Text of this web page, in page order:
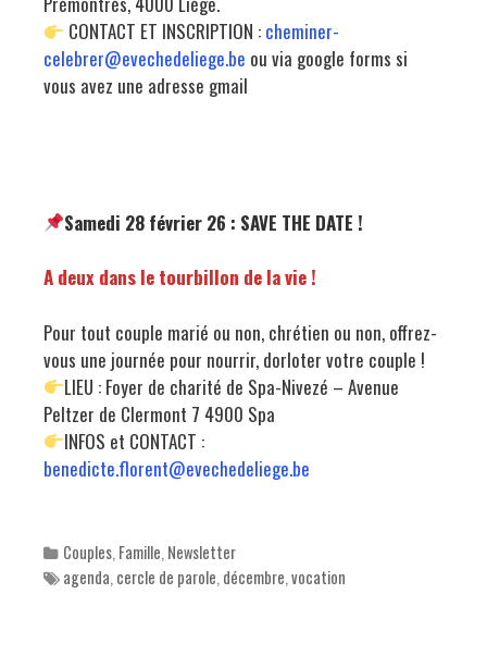
CONTACT ET INSCRIPTION : cheminer-
celebrer@evechedeliege.be ou via google forms si
vous avez une adresse gmail
Samedi 28 février 26 : SAVE THE DATE !
A deux dans le tourbillon de la vie !
Pour tout couple marié ou non, chrétien ou non, offrez-
vous une journée pour nourrir, dorloter votre couple !
LIEU : Foyer de charité de Spa-Nivezé – Avenue
Peltzer de Clermont 7 4900 Spa
INFOS et CONTACT :
benedicte.florent@evechedeliege.be
Categories
Couples, Famille, Newsletter
Tags
agenda, cercle de parole, décembre,vocation